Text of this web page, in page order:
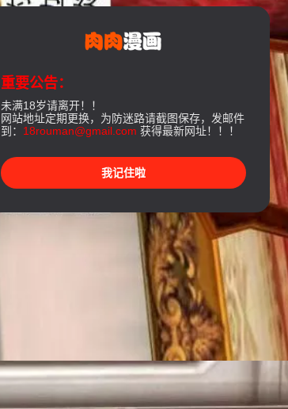
重要公告：
未满18岁请离开！！
网站地址定期更换，为防迷路请截图保存，发邮件
到： 18rouman@gmail.com 获得最新网址！！！
我记住啦